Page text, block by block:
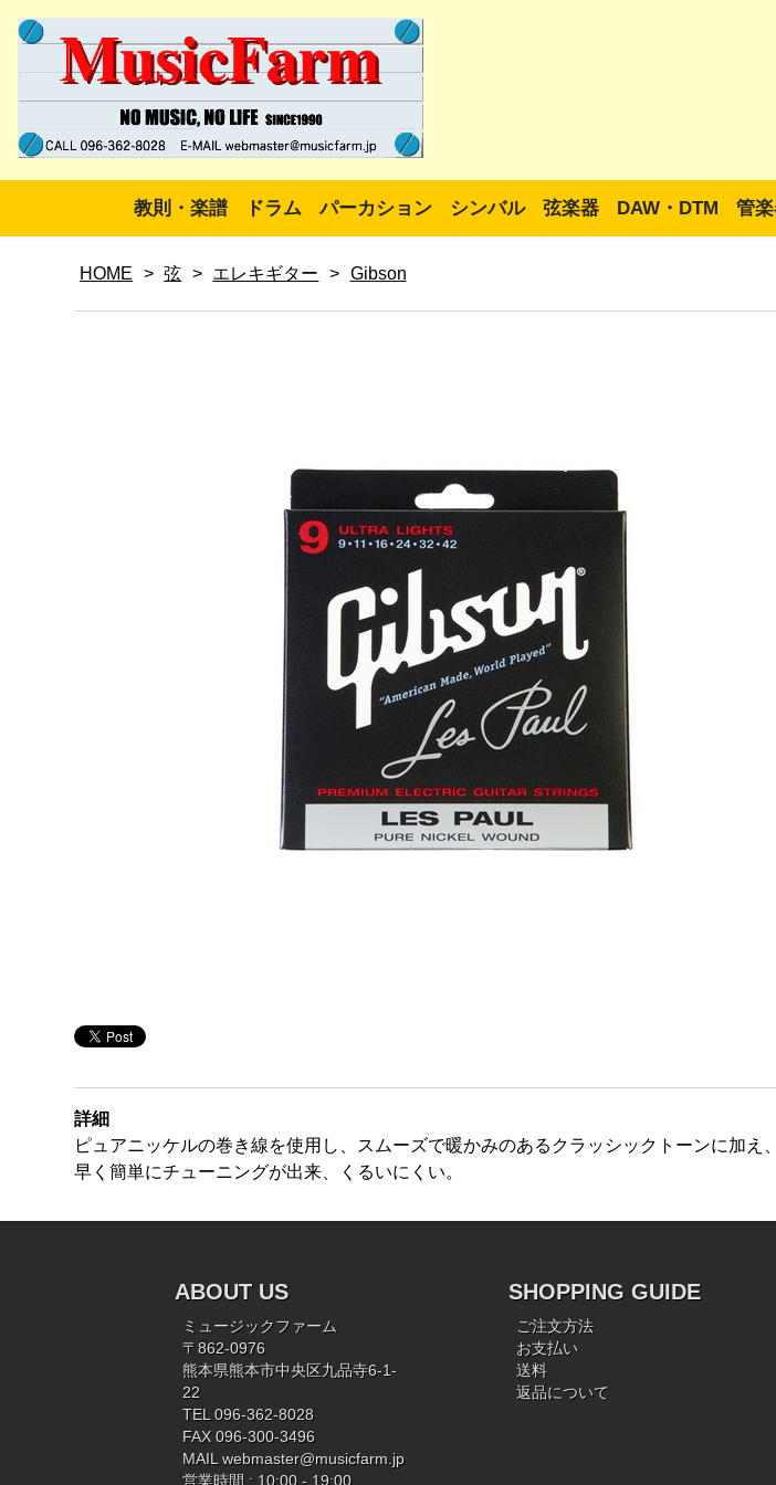
教則・楽譜 ドラム パーカション シンバル 弦楽器 DAW・DTM 管
HOME > 弦 > エレキギター > Gibson
詳細
ピュアニッケルの巻き線を使用し、スムーズで暖かみのあるクラッシックトーンに加
早く簡単にチューニングが出来、くるいにくい。
ABOUT US
ミュージックファーム
〒862-0976
熊本県熊本市中央区九品寺6-1-
22
TEL 096-362-8028
FAX 096-300-3496
MAIL webmaster@musicfarm.jp
営業時間 : 10:00 - 19:00
SHOPPING GUIDE
ご注文方法
お支払い
送料
返品について